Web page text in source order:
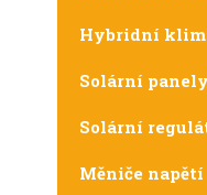
Hybridní
Solární panely
Solární
Měniče napětí